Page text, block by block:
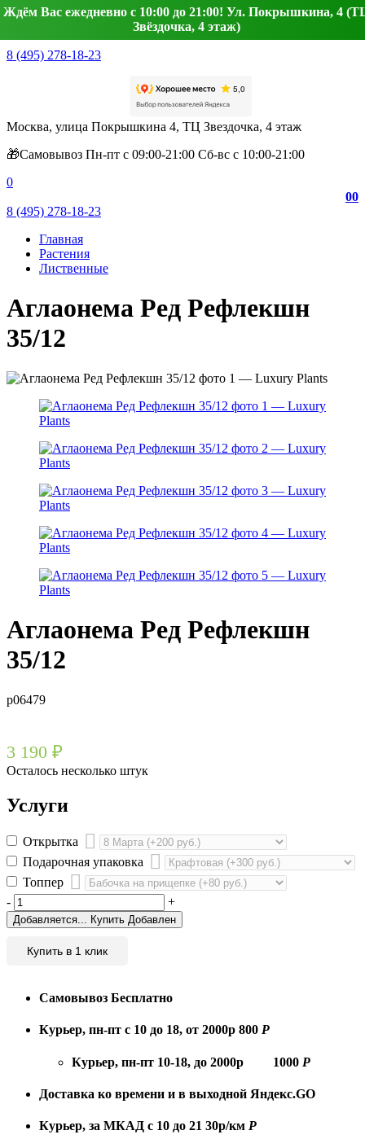
Ждём Вас ежедневно с 10:00 до 21:00! Ул. Покрышкина, 4
Звёздочка, 4 этаж)
8 (495) 278-18-23
Москва, улица Покрышкина 4, ТЦ Звездочка, 4 этаж
🎁Самовывоз Пн-пт с 09:00-21:00 Сб-вс с 10:00-21:00
0
00
8 (495) 278-18-23
Главная
Растения
Лиственные
Аглаонема Ред Рефлекшн
35/12
Аглаонема Ред Рефлекшн
35/12
р06479
3 190 ₽
Осталось несколько штук
Услуги
Открытка
Подарочная упаковка
Топпер
-
+
Добавляется... Купить Добавлен
Купить в 1 клик
Самовывоз Бесплатно
Курьер, пн-пт с 10 до 18, от 2000р 800 Р
Курьер, пн-пт 10-18, до 2000р 1000 Р
Доставка ко времени и в выходной Яндекс.GO
Курьер, за МКАД с 10 до 21 30р/км Р